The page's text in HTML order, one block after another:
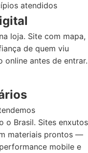
atendidos
loja. Site com mapa,
de quem viu
online antes de entrar.
o Brasil. Sites enxutos
materiais prontos —
mobile e